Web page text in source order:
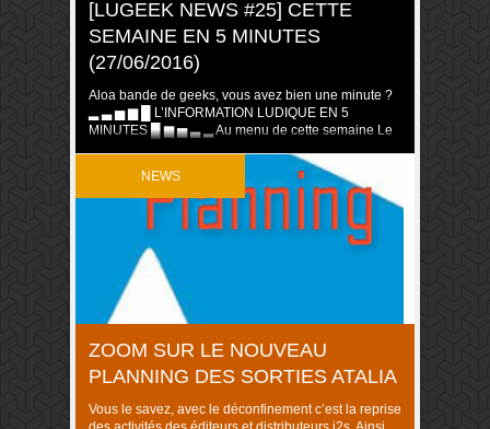
[LUGEEK NEWS #25] CETTE
SEMAINE EN 5 MINUTES
(27/06/2016)
Aloa bande de geeks, vous avez bien une minute ?
▂ ▃ ▅ ▆ █ L’INFORMATION LUDIQUE EN 5
MINUTES █ ▆ ▅ ▃ ▂ Au menu de cette semaine Le
été annoncé Sorties Medici Le Jeu de cartes Buffy
contre les vampires Adrenaline Articles Interview de
Jason […]
NEWS
ZOOM SUR LE NOUVEAU
PLANNING DES SORTIES ATALIA
Vous le savez, avec le déconfinement c’est la reprise